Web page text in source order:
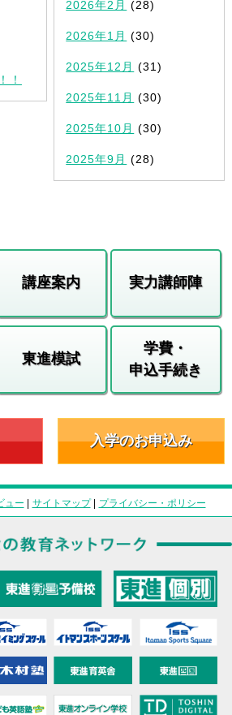
！
2026年2月 (28)
2026年1月 (30)
2025年12月 (31)
2025年11月 (30)
2025年10月 (30)
2025年9月 (28)
講座案内 実力講師陣
東進模試
学費・
申込手続き
入学のお申込み
ュー | サイトマップ| プライバシー・ポリシー